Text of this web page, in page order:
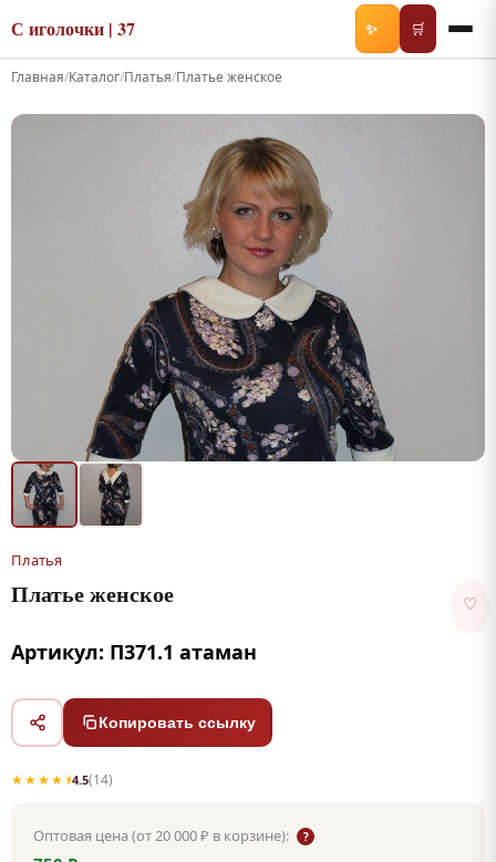
С иголочки | 37 ✨ 🛒
Главная/Каталог/Платья/Платье женское
Платья
Платье женское ♡
Артикул: П371.1 атаман
Копировать ссылку
★★★★⯨4.5(14)
Оптовая цена (от 20 000 ₽ в корзине): ?